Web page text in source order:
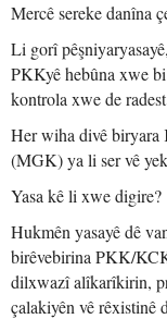
Mercê sereke danîna
Li gorî
PKKyê hebûna xwe
kontrola xwe de
Her wiha divê biryara
(MGK) ya li ser vê
Yasa kê li xwe digire?
Hukmên yasayê dê
birêvebirina PKK/
dilxwazî alîkarîkirin,
çalakiyên vê rêxistinê